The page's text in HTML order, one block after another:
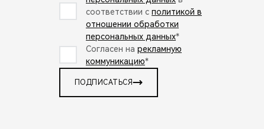
соответствии с политикой в
отношении обработки
персональных данных*
Согласен на рекламную
коммуникацию*
ПОДПИСАТЬСЯ